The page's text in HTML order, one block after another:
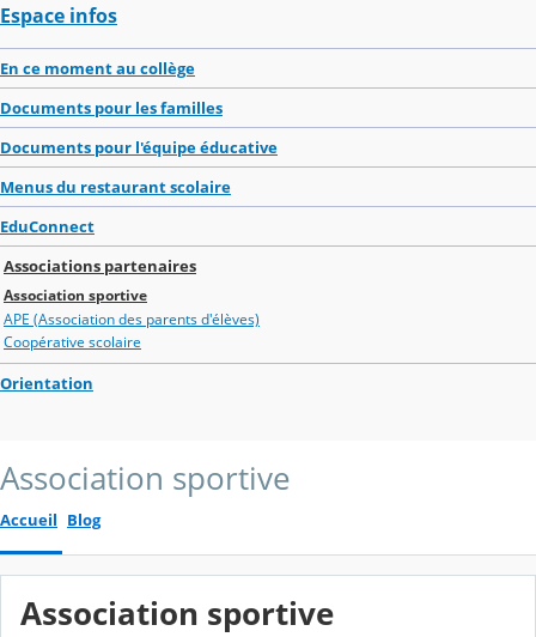
Espace infos
En ce moment au collège
Documents pour les familles
Documents pour l'équipe éducative
Menus du restaurant scolaire
EduConnect
Associations partenaires
Association sportive
APE (Association des parents d'élèves)
Coopérative scolaire
Orientation
Association sportive
Accueil Blog
Association sportive